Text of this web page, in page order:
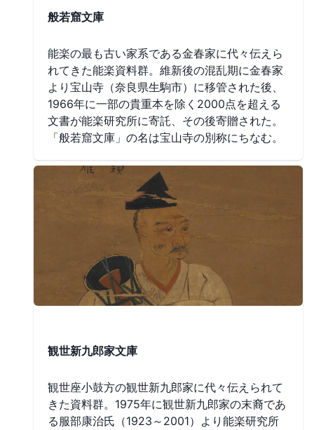
般若窟文庫
能楽の最も古い家系である金春家に代々伝えら
れてきた能楽資料群。維新後の混乱期に金春家
より宝山寺（奈良県生駒市）に移管された後、
1966年に一部の貴重本を除く2000点を超える
文書が能楽研究所に寄託、その後寄贈された。
「般若窟文庫」の名は宝山寺の別称にちなむ。
観世新九郎家文庫
観世座小鼓方の観世新九郎家に代々伝えられて
きた資料群。1975年に観世新九郎家の末裔であ
る服部康治氏（1923～2001）より能楽研究所